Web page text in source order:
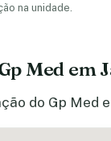
na unidade.
Med em
do Gp Med